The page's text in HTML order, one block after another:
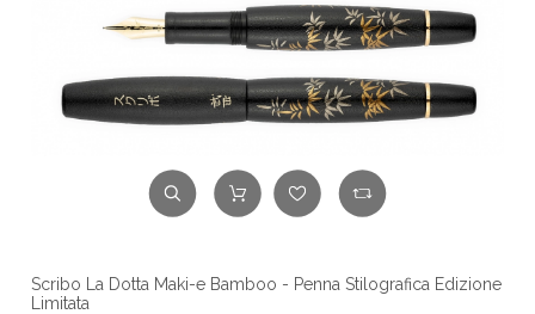
Scribo La Dotta Maki-e Bamboo - Penna Stilografica Edizione
Limitata